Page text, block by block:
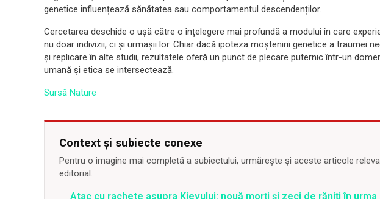
genetice influențează sănătatea sau comportamentul descendenților.
Cercetarea deschide o ușă către o înțelegere mai profundă a modului în care
nu doar indivizii, ci și urmașii lor. Chiar dacă ipoteza moștenirii genetice a traumei
și replicare în alte studii, rezultatele oferă un punct de plecare puternic într-un
umană și etica se intersectează.
Sursă Nature
Context și subiecte conexe
Pentru o imagine mai completă a subiectului, urmărește și aceste articole
editorial.
Atac cu rachete asupra Kievului: nouă morți și zeci de răniți în